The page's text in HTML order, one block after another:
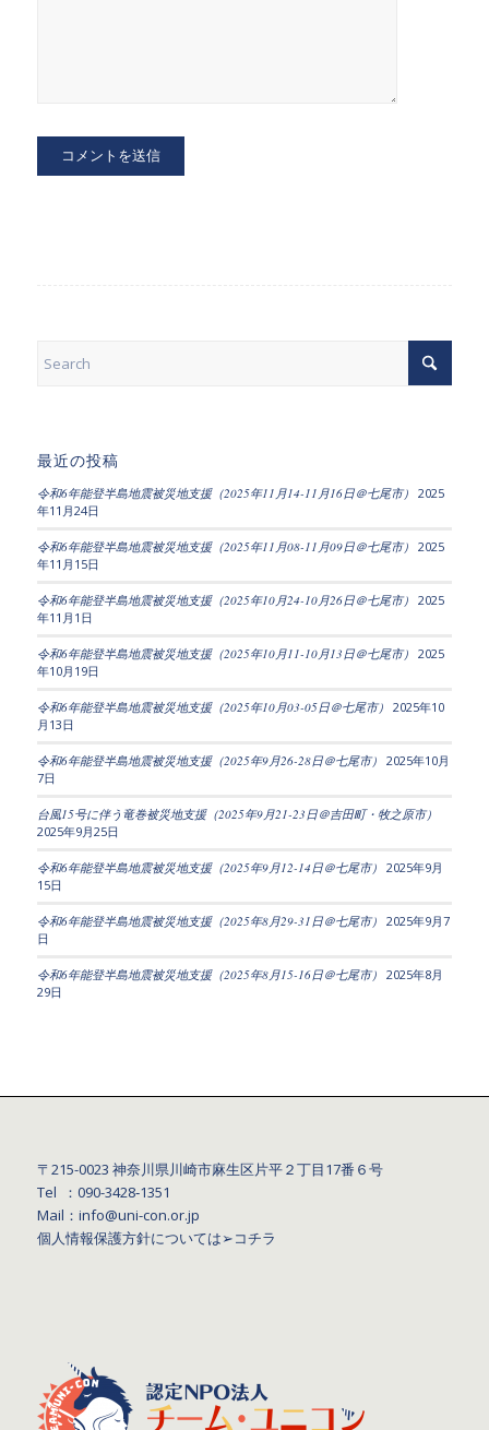
最近の投稿
令和6年能登半島地震被災地支援（2025年11月14-11月16日＠七尾市） 2025
年11月24日
令和6年能登半島地震被災地支援（2025年11月08-11月09日＠七尾市） 2025
年11月15日
令和6年能登半島地震被災地支援（2025年10月24-10月26日＠七尾市） 2025
年11月1日
令和6年能登半島地震被災地支援（2025年10月11-10月13日＠七尾市） 2025
年10月19日
令和6年能登半島地震被災地支援（2025年10月03-05日＠七尾市） 2025年10
月13日
令和6年能登半島地震被災地支援（2025年9月26-28日＠七尾市） 2025年10月
7日
台風15号に伴う竜巻被災地支援（2025年9月21-23日＠吉田町・牧之原市）
2025年9月25日
令和6年能登半島地震被災地支援（2025年9月12-14日＠七尾市） 2025年9月
15日
令和6年能登半島地震被災地支援（2025年8月29-31日＠七尾市） 2025年9月7
日
令和6年能登半島地震被災地支援（2025年8月15-16日＠七尾市） 2025年8月
29日
〒215-0023 神奈川県川崎市麻生区片平２丁目17番６号
Tel ：090-3428‐1351
Mail：info@uni-con.or.jp
個人情報保護方針については➢コチラ